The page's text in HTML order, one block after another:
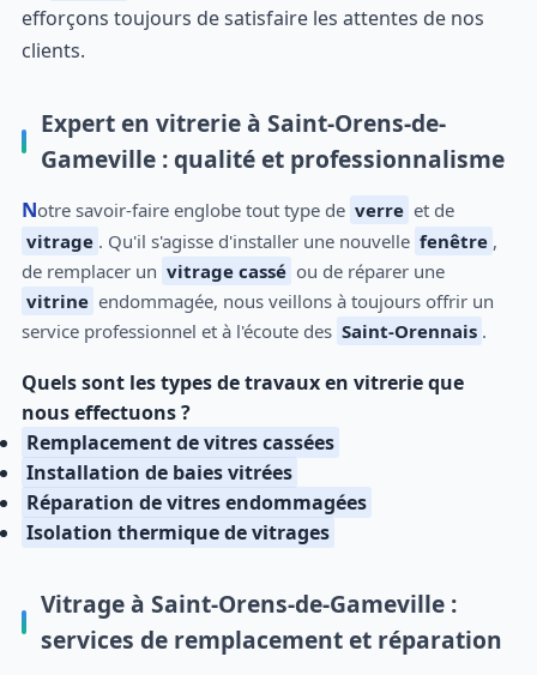
efforçons toujours de satisfaire les attentes de nos
clients.
Expert en vitrerie à Saint-Orens-de-
Gameville : qualité et professionnalisme
Notre savoir-faire englobe tout type de verre et de
vitrage . Qu'il s'agisse d'installer une nouvelle fenêtre ,
de remplacer un vitrage cassé ou de réparer une
vitrine endommagée, nous veillons à toujours offrir un
service professionnel et à l'écoute des Saint-Orennais .
Quels sont les types de travaux en vitrerie que
nous effectuons ?
Remplacement de vitres cassées
Installation de baies vitrées
Réparation de vitres endommagées
Isolation thermique de vitrages
Vitrage à Saint-Orens-de-Gameville :
services de remplacement et réparation